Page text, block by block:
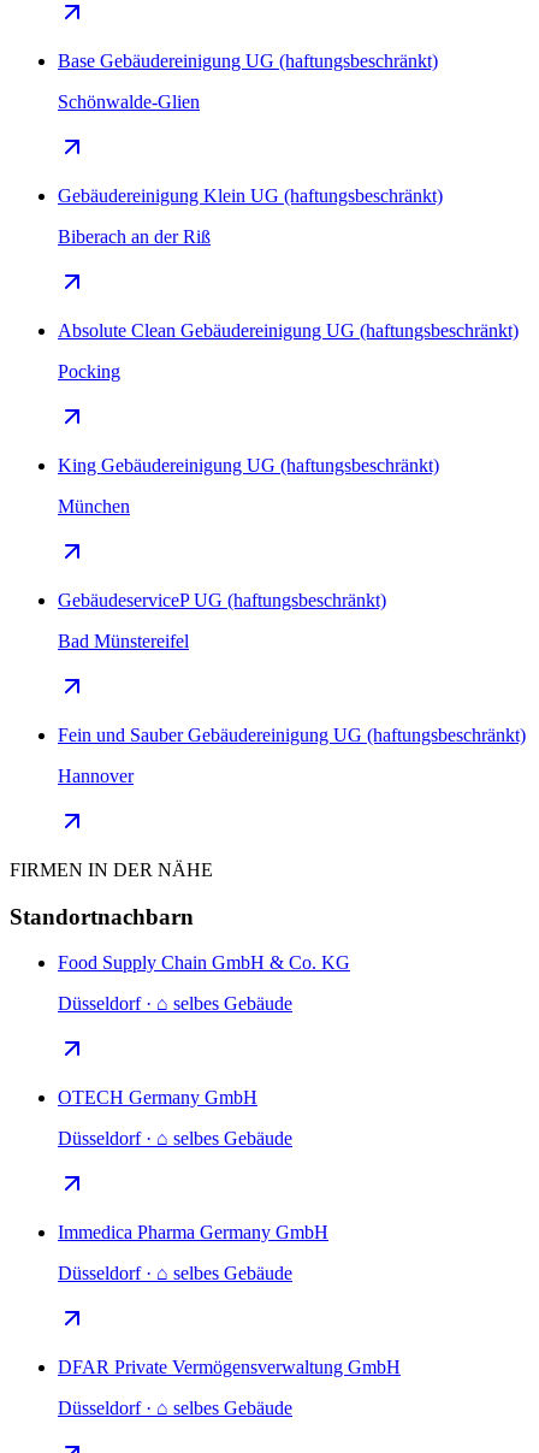
Base Gebäudereinigung UG (haftungsbeschränkt)
Schönwalde-Glien
Gebäudereinigung Klein UG (haftungsbeschränkt)
Biberach an der Riß
Absolute Clean Gebäudereinigung UG (haftungsbeschränkt)
Pocking
King Gebäudereinigung UG (haftungsbeschränkt)
München
GebäudeserviceP UG (haftungsbeschränkt)
Bad Münstereifel
Fein und Sauber Gebäudereinigung UG (haftungsbeschränkt)
Hannover
FIRMEN IN DER NÄHE
Standortnachbarn
Food Supply Chain GmbH & Co. KG
Düsseldorf · ⌂ selbes Gebäude
OTECH Germany GmbH
Düsseldorf · ⌂ selbes Gebäude
Immedica Pharma Germany GmbH
Düsseldorf · ⌂ selbes Gebäude
DFAR Private Vermögensverwaltung GmbH
Düsseldorf · ⌂ selbes Gebäude